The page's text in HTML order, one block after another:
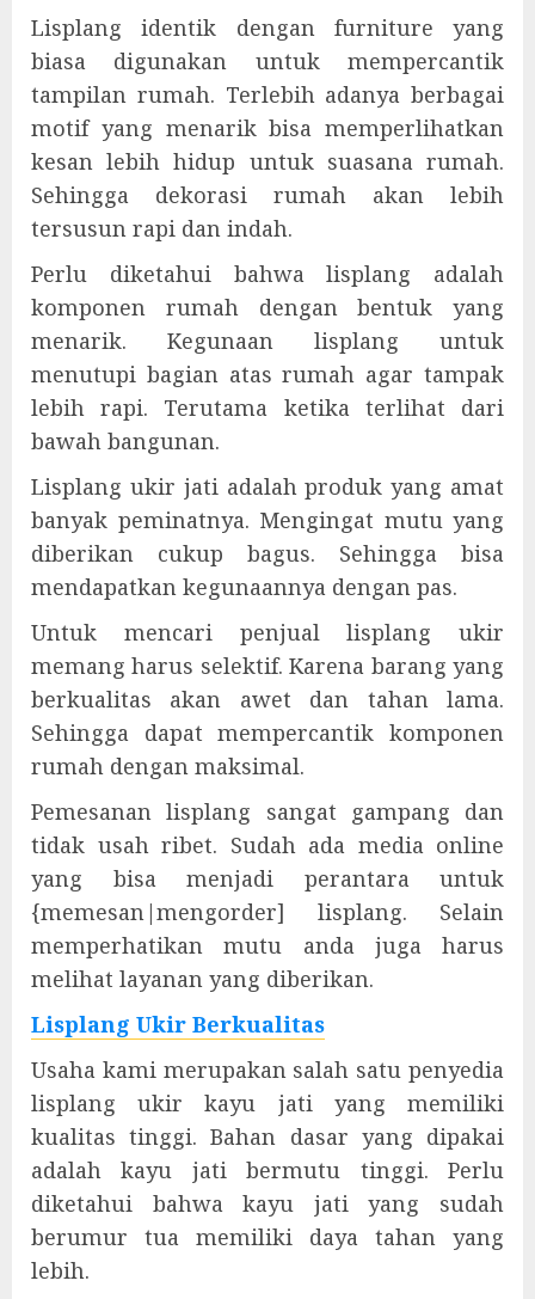
Lisplang identik dengan furniture yang
biasa digunakan untuk mempercantik
tampilan rumah. Terlebih adanya berbagai
motif yang menarik bisa memperlihatkan
kesan lebih hidup untuk suasana rumah.
Sehingga dekorasi rumah akan lebih
tersusun rapi dan indah.
Perlu diketahui bahwa lisplang adalah
komponen rumah dengan bentuk yang
menarik. Kegunaan lisplang untuk
menutupi bagian atas rumah agar tampak
lebih rapi. Terutama ketika terlihat dari
bawah bangunan.
Lisplang ukir jati adalah produk yang amat
banyak peminatnya. Mengingat mutu yang
diberikan cukup bagus. Sehingga bisa
mendapatkan kegunaannya dengan pas.
Untuk mencari penjual lisplang ukir
memang harus selektif. Karena barang yang
berkualitas akan awet dan tahan lama.
Sehingga dapat mempercantik komponen
rumah dengan maksimal.
Pemesanan lisplang sangat gampang dan
tidak usah ribet. Sudah ada media online
yang bisa menjadi perantara untuk
{memesan|mengorder] lisplang. Selain
memperhatikan mutu anda juga harus
melihat layanan yang diberikan.
Lisplang Ukir Berkualitas
Usaha kami merupakan salah satu penyedia
lisplang ukir kayu jati yang memiliki
kualitas tinggi. Bahan dasar yang dipakai
adalah kayu jati bermutu tinggi. Perlu
diketahui bahwa kayu jati yang sudah
berumur tua memiliki daya tahan yang
lebih.